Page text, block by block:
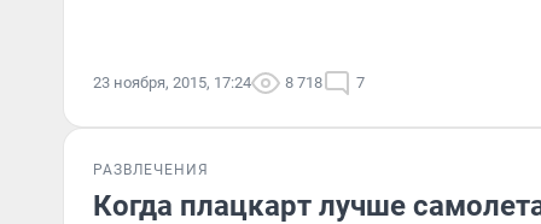
23 ноября, 2015, 17:24 8 718 7
РАЗВЛЕЧЕНИЯ
Когда плацкарт лучше